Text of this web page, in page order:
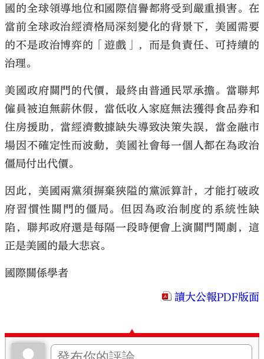
國的全球領導地位和國際信譽都將受到嚴重損害。在
當前全球政治經濟格局深刻變化的背景下，美國需要
的不是政治博弈的「遊戲」，而是負責任、可持續的
治理。
美國政府關門的代價，最終由普通民眾承擔。當聯邦
僱員被迫無薪休假，當低收入家庭無法獲得食品券和
住房援助，當經濟數據缺失導致決策失誤，當金融市
場因不確定性而波動，美國社會每一個人都在為政治
僵局付出代價。
因此，美國兩黨須摒棄狹隘的黨派算計，才能打破政
府習慣性關門的僵局。但因為政治制度的系統性缺
陷，聯邦政府還是每隔一段時便會上演關門鬧劇，這
正是美國的最大悲哀。
國際關係學者
讀大公報PDF版面